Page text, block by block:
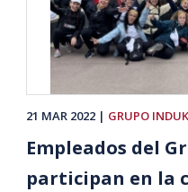
21 MAR 2022 GRUPO
Empleados del
participan en la